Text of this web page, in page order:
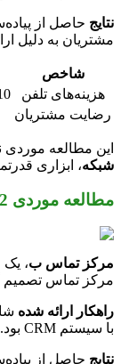
نتایج
مشتریان به دلیل
شاخص
هزینه‌های تلفن
10 میلیون
رضایت مشتریان
این مطالعه
شبکه، ابزاری
مطالعه موردی 2 یک مرکز تماس با تلفن گویا تحت شبکه
مرکز تماس ب
مرکز تماس تصمیم
راهکار ارائه شده
با سیستم CRM بود. همچنین، سیستم تلفنی جدید به گونه‌ای طراحی شد که امکان ارائه خدمات ۲۴ ساعته را فراهم کند.
نتایج حاصل از